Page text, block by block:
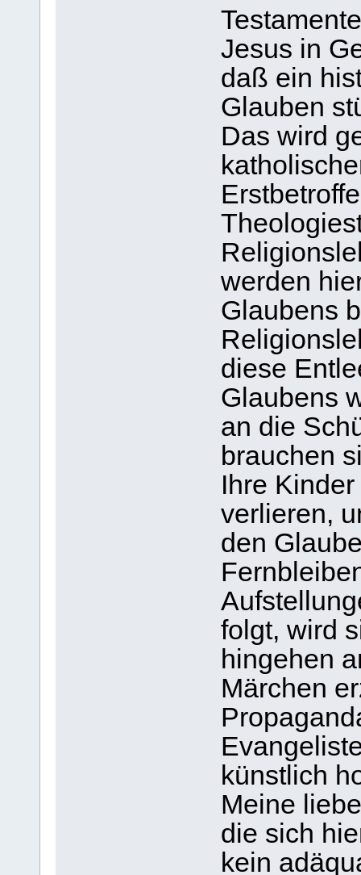
Jesus in
daß ein
Glauben
Das wird
werden
Glaubens
diese
Glaubens
an die
brauchen
Ihre
verlieren,
den
folgt, wird
hingehen
Märchen
künstlich
Meine
die sich
kein